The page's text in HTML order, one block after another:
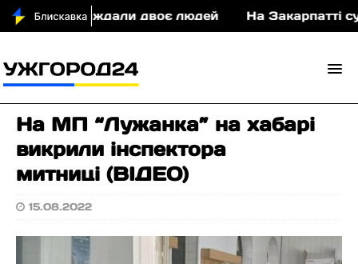
постраждали двоє людей На Закарпатті
На МП “Лужанка” на хабарі
викрили інспектора
митниці (ВIДЕО)
15.08.2022